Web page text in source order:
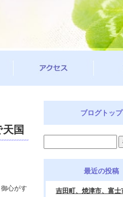
国
心がす
ブログトップ
最近の投稿